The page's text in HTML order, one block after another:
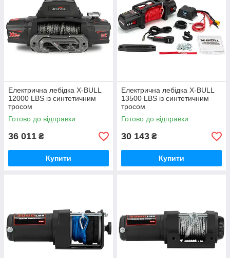
Електрична лебідка X-BULL
12000 LBS із синтетичним
тросом
Готово до відправки
36 011 ₴
Купити
Електрична лебідка X-BULL
13500 LBS із синтетичним
тросом
Готово до відправки
30 143 ₴
Купити